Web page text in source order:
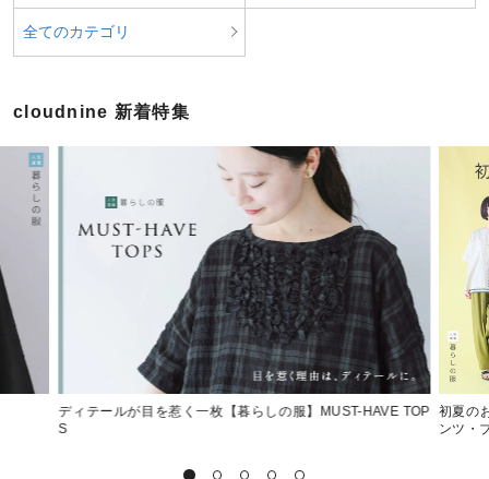
全てのカテゴリ
cloudnine 新着特集
ディテールが目を惹く一枚【暮らしの服】MUST-HAVE TOP
S
初夏の
ンツ・